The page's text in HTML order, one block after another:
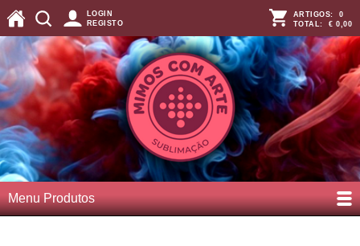
LOGIN
REGISTO
ARTIGOS: 0
TOTAL: € 0,00
Menu Produtos